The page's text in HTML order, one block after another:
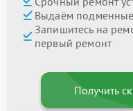
Выдаём подменные
Запишитесь на
первый ремонт
Получить